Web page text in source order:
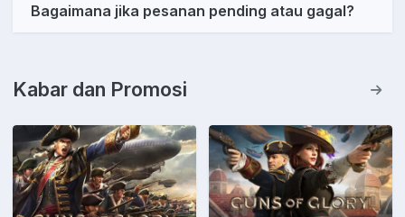
Bagaimana jika pesanan pending atau gagal?
Kabar dan Promosi